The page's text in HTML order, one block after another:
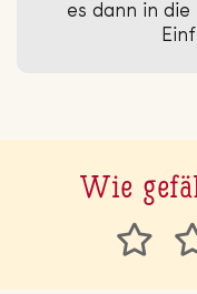
es dann in
Wie